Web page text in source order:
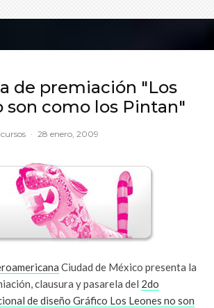
de premiación "Los
son como los Pintan"
· 28 enero, 2009
Ciudad de México presenta la
clausura y pasarela del 2do
de diseño Gráfico Los Leones no son